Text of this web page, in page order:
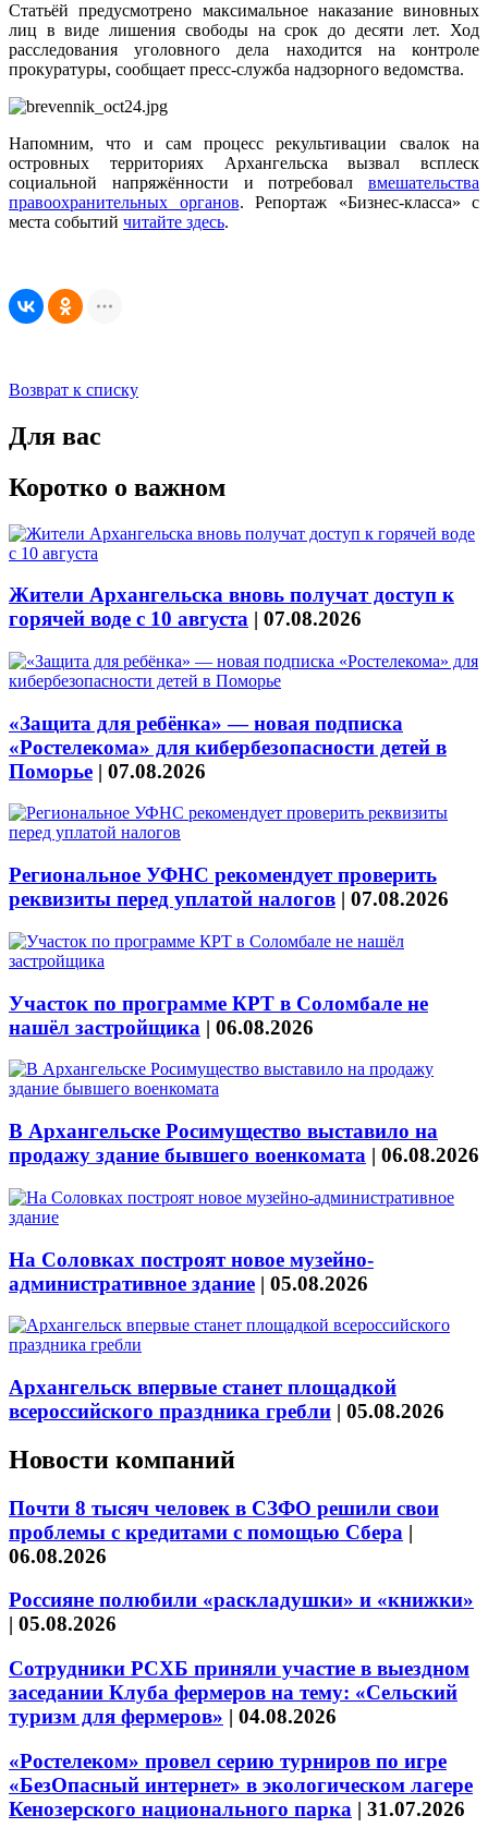
Статьёй предусмотрено максимальное наказание виновных
лиц в виде лишения свободы на срок до десяти лет. Ход
расследования уголовного дела находится на контроле
прокуратуры, сообщает пресс-служба надзорного ведомства.
Напомним, что и сам процесс рекультивации свалок на
островных территориях Архангельска вызвал всплеск
социальной напряжённости и потребовал вмешательства
правоохранительных органов. Репортаж «Бизнес-класса» с
места событий читайте здесь.
Возврат к списку
Для вас
Коротко о важном
Жители Архангельска вновь получат доступ к
горячей воде с 10 августа | 07.08.2026
«Защита для ребёнка» — новая подписка
«Ростелекома» для кибербезопасности детей в
Поморье | 07.08.2026
Региональное УФНС рекомендует проверить
реквизиты перед уплатой налогов | 07.08.2026
Участок по программе КРТ в Соломбале не
нашёл застройщика | 06.08.2026
В Архангельске Росимущество выставило на
продажу здание бывшего военкомата | 06.08.2026
На Соловках построят новое музейно-
административное здание | 05.08.2026
Архангельск впервые станет площадкой
всероссийского праздника гребли | 05.08.2026
Новости компаний
Почти 8 тысяч человек в СЗФО решили свои
проблемы с кредитами с помощью Сбера |
06.08.2026
Россияне полюбили «раскладушки» и «книжки»
| 05.08.2026
Сотрудники РСХБ приняли участие в выездном
заседании Клуба фермеров на тему: «Сельский
туризм для фермеров» | 04.08.2026
«Ростелеком» провел серию турниров по игре
«БезОпасный интернет» в экологическом лагере
Кенозерского национального парка | 31.07.2026